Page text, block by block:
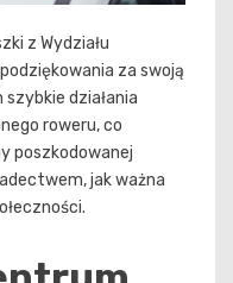
z Wydziału
za swoją
działania
roweru, co
poszkodowanej
jak ważna